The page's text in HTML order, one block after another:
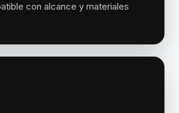
con alcance y materiales